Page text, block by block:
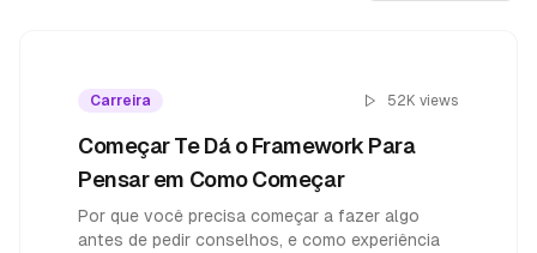
Carreira 52K views
Começar Te Dá o Framework Para
Pensar em Como Começar
Por que você precisa começar a fazer algo
antes de pedir conselhos, e como experiência